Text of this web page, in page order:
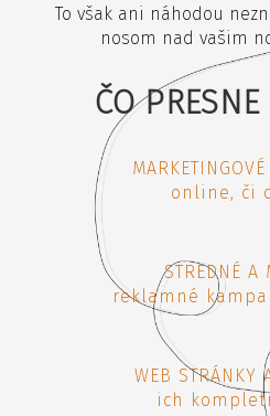
To však ani náhodou
nosom nad vašim
ČO
online, či
STREDNÉ A
reklamné
WEB STRÁNKY
ich